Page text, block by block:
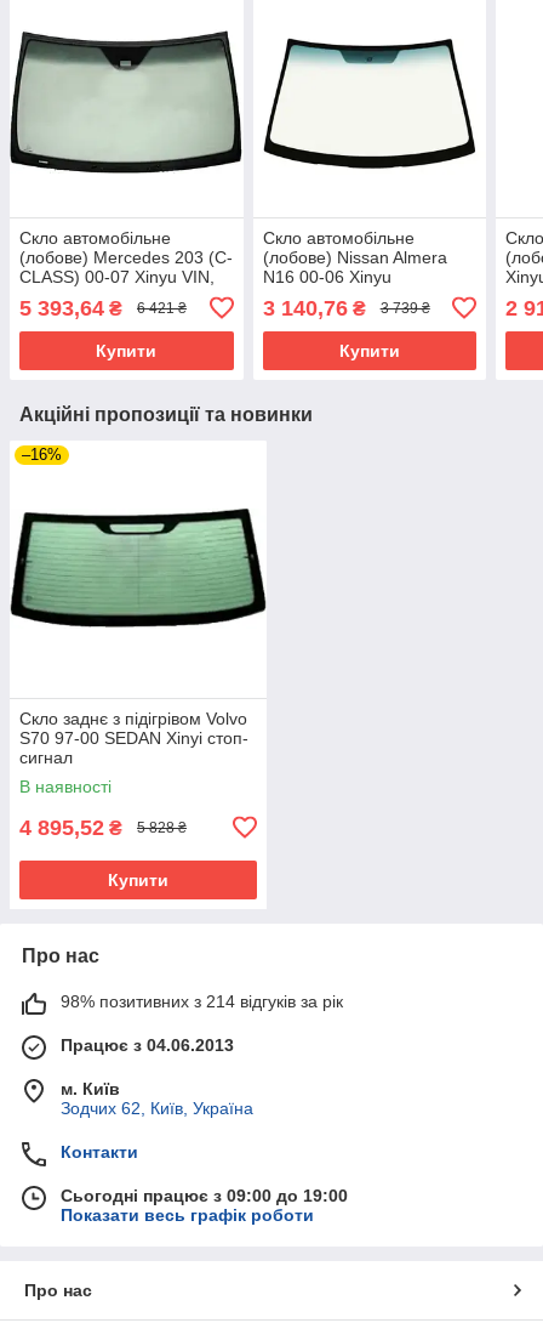
Скло автомобільне
(лобове) Mercedes 203 (C-
CLASS) 00-07 Xinyu VIN,
5 393,64 ₴ 6 421 ₴
Купити
Скло автомобільне
(лобове) Nissan Almera
N16 00-06 Xinyu
кріп.дзерк.
3 140,76₴ 3 739 ₴
Купити
2
Акційні пропозиції та новинки
–16%
Скло заднє з підігрівом Volvo
S70 97-00 SEDAN Xinyi стоп-
сигнал
В наявності
4 895,52 ₴ 5 828 ₴
Купити
Про нас
98% позитивних з 214 відгуків за рік
Працює з 04.06.2013
м. Київ
Зодчих 62, Київ, Україна
Контакти
Сьогодні працює з 09:00 до 19:00
Показати весь графік роботи
Про нас